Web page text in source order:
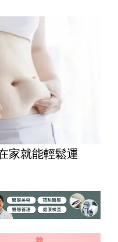
家就能輕鬆運